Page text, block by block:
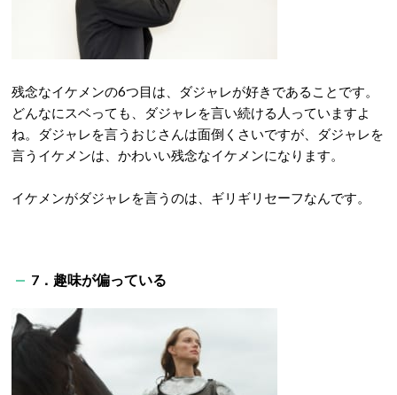
残念なイケメンの6つ目は、ダジャレが好きであることです。
どんなにスベっても、ダジャレを言い続ける人っていますよ
ね。ダジャレを言うおじさんは面倒くさいですが、ダジャレを
言うイケメンは、かわいい残念なイケメンになります。
イケメンがダジャレを言うのは、ギリギリセーフなんです。
7．趣味が偏っている